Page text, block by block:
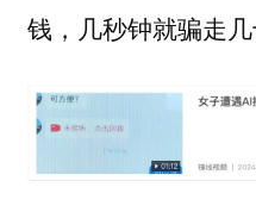
钱，几秒钟就骗走